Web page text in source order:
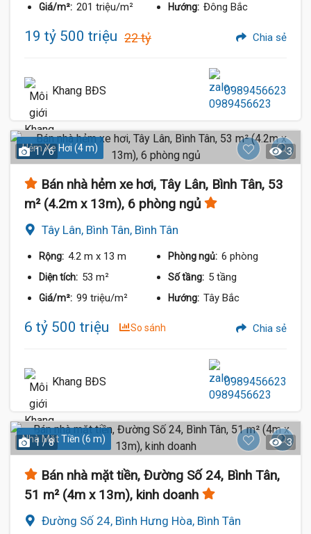
Giá/m²: 201 triệu/m² Hướng: Đông Bắc
19 tỷ 500 triệu 22 tỷ Chia sẻ
Khang BĐS 0989456623
Hẻm Xe Hơi (4 m)
1 / 6 3
Bán nhà hẻm xe hơi, Tây Lân, Bình Tân, 53
m² (4.2m x 13m), 6 phòng ngủ
Tây Lân, Bình Tân, Bình Tân
Rộng: 4.2 m x 13 m Phòng ngủ: 6 phòng
Diện tích: 53 m² Số tầng: 5 tầng
Giá/m²: 99 triệu/m² Hướng: Tây Bắc
6 tỷ 500 triệu So sánh Chia sẻ
Khang BĐS 0989456623
Nhà Mặt Tiền (6 m)
1 / 8 3
Bán nhà mặt tiền, Đường Số 24, Bình Tân,
51 m² (4m x 13m), kinh doanh
Đường Số 24, Bình Hưng Hòa, Bình Tân